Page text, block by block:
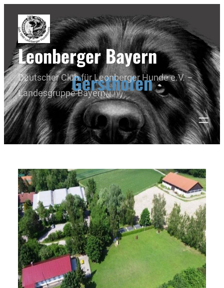
Leonberger Bayern
Deutscher Club für Leonberger Hunde e.V. –
Landesgruppe BayernGersthofen